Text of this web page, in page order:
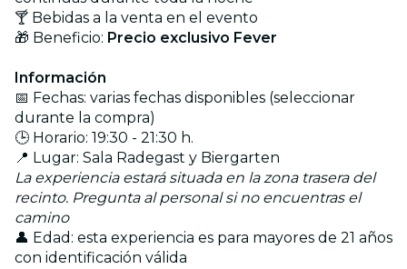
🍸 Bebidas a la venta en el evento
🎁 Beneficio: Precio exclusivo Fever
Información
📅 Fechas: varias fechas disponibles (seleccionar
durante la compra)
🕒 Horario: 19:30 - 21:30 h.
📍 Lugar: Sala Radegast y Biergarten
La experiencia estará situada en la zona trasera del
recinto. Pregunta al personal si no encuentras el
camino
👤 Edad: esta experiencia es para mayores de 21 años
con identificación válida